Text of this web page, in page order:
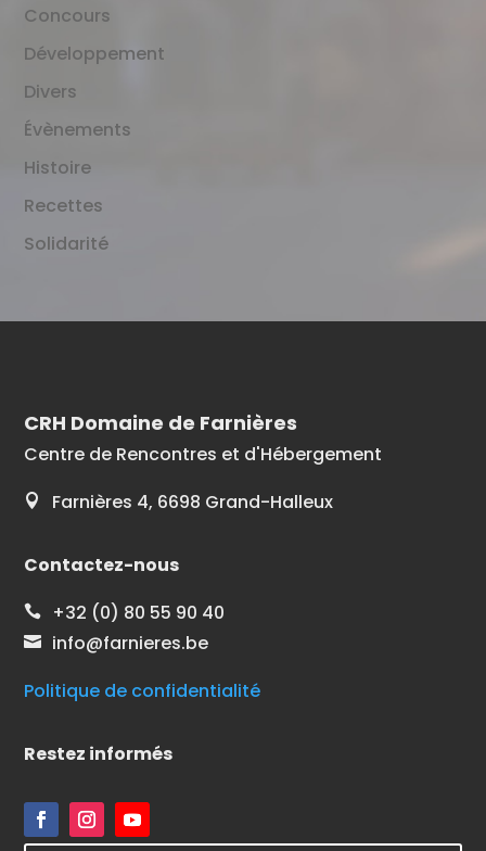
Concours
Développement
Divers
Évènements
Histoire
Recettes
Solidarité
CRH Domaine de Farnières
Centre de Rencontres et d'Hébergement
 Farnières 4, 6698 Grand-Halleux
Contactez-nous
 +32 (0) 80 55 90 40

info@farnieres.be
Politique de confidentialité
Restez informés